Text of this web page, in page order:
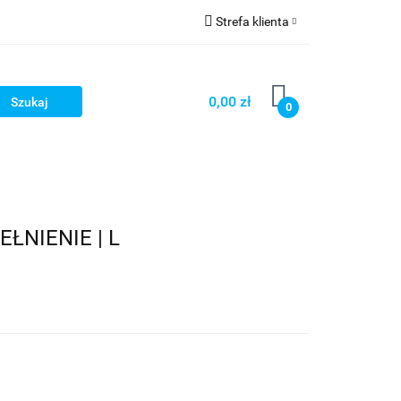
Strefa klienta
Zarejestruj się
Dodaj zgłoszenie
0,00 zł 0
| L